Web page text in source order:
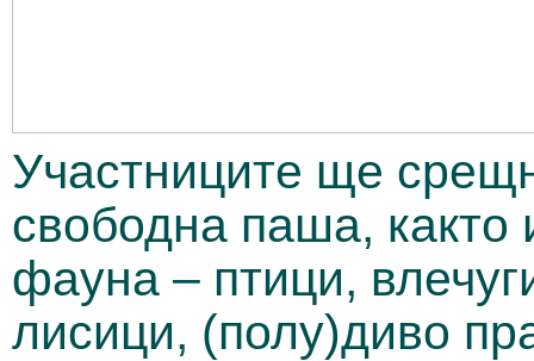
Участниците ще
свободна паша, както
фауна – птици,
лисици, (полу)диво